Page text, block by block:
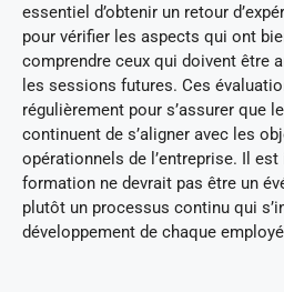
essentiel d’obtenir un retour
pour vérifier les aspects qui ont
comprendre ceux qui doivent être
les sessions futures. Ces
régulièrement pour s’assurer que
continuent de s’aligner avec les
opérationnels de l’entreprise. Il
formation ne devrait pas être un
plutôt un processus continu qui
développement de chaque